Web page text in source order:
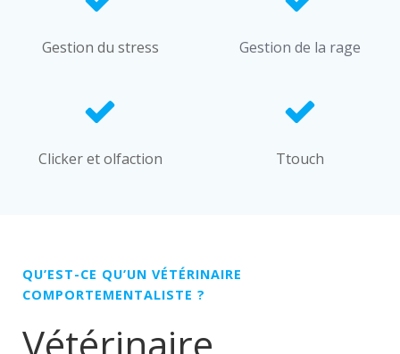
Gestion du stress Gestion de la rage
Clicker et olfaction Ttouch
QU’EST-CE QU’UN VÉTÉRINAIRE
COMPORTEMENTALISTE ?